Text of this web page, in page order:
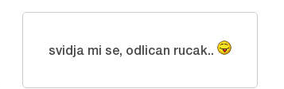
svidja mi se, odlican rucak..